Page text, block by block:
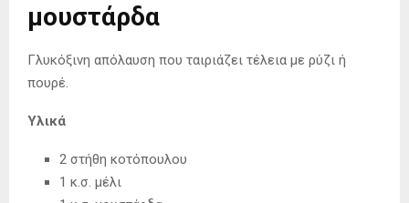
μουστάρδα
Γλυκόξινη απόλαυση που ταιριάζει τέλεια με ρύζι ή
πουρέ.
Υλικά
2 στήθη κοτόπουλου
1 κ.σ. μέλι